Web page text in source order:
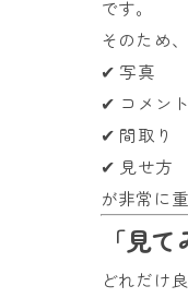
です。
そのため、
✔ 写真
✔ コメント
✔ 間取り
✔ 見せ方
が非常に
「見
どれだけ